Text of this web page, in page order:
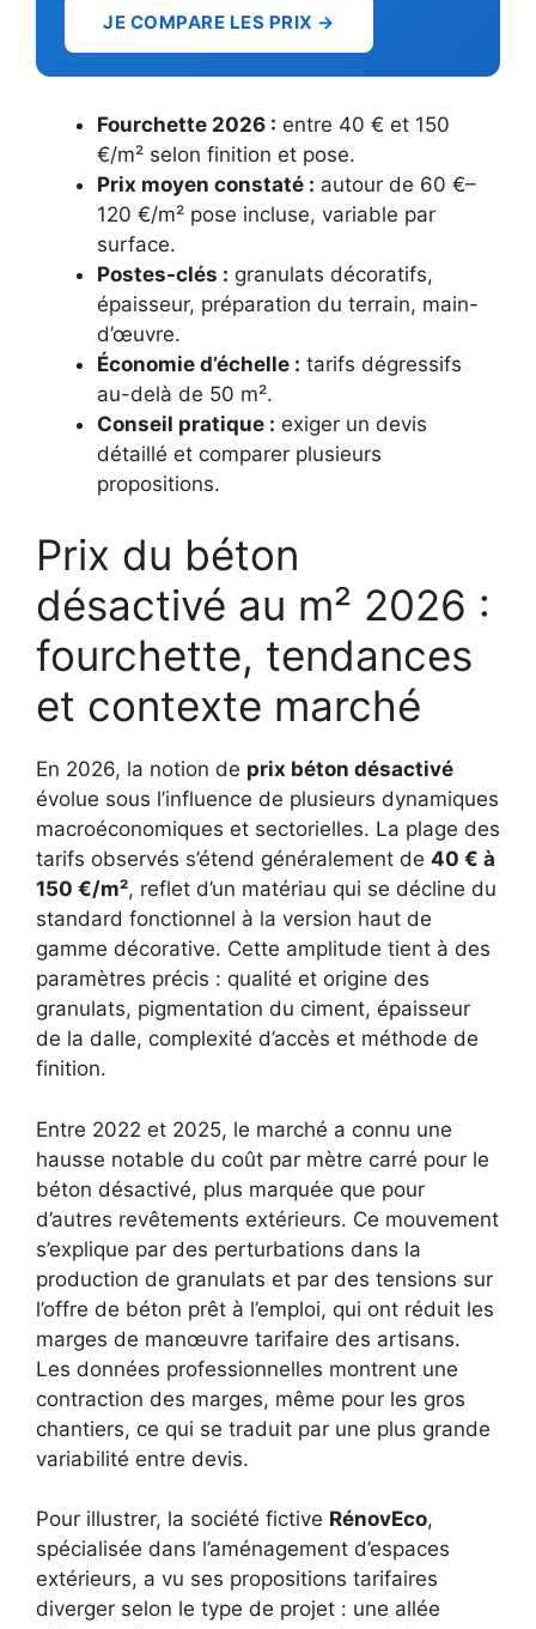
JE COMPARE LES PRIX →
Fourchette 2026 : entre 40 € et 150
€/m² selon finition et pose.
Prix moyen constaté : autour de 60 €–
120 €/m² pose incluse, variable par
surface.
Postes-clés : granulats décoratifs,
épaisseur, préparation du terrain, main-
d’œuvre.
Économie d’échelle : tarifs dégressifs
au-delà de 50 m².
Conseil pratique : exiger un devis
détaillé et comparer plusieurs
propositions.
Prix du béton
désactivé au m² 2026 :
fourchette, tendances
et contexte marché
En 2026, la notion de prix béton désactivé
évolue sous l’influence de plusieurs dynamiques
macroéconomiques et sectorielles. La plage des
tarifs observés s’étend généralement de 40 € à
150 €/m², reflet d’un matériau qui se décline du
standard fonctionnel à la version haut de
gamme décorative. Cette amplitude tient à des
paramètres précis : qualité et origine des
granulats, pigmentation du ciment, épaisseur
de la dalle, complexité d’accès et méthode de
finition.
Entre 2022 et 2025, le marché a connu une
hausse notable du coût par mètre carré pour le
béton désactivé, plus marquée que pour
d’autres revêtements extérieurs. Ce mouvement
s’explique par des perturbations dans la
production de granulats et par des tensions sur
l’offre de béton prêt à l’emploi, qui ont réduit les
marges de manœuvre tarifaire des artisans.
Les données professionnelles montrent une
contraction des marges, même pour les gros
chantiers, ce qui se traduit par une plus grande
variabilité entre devis.
Pour illustrer, la société fictive RénovEco,
spécialisée dans l’aménagement d’espaces
extérieurs, a vu ses propositions tarifaires
diverger selon le type de projet : une allée